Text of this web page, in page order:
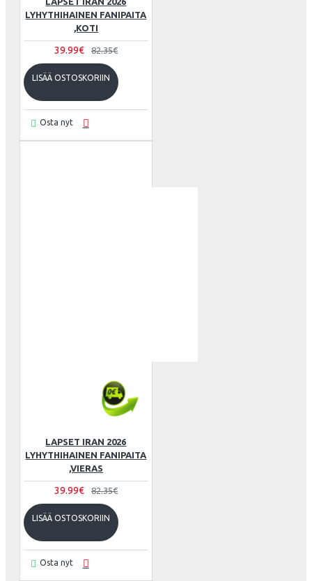
LYHYTHIHAINEN FANIPAITA
,KOTI
39.99€ 82.35€
LISÄÄ OSTOSKORIIN
Osta nyt
LAPSET IRAN 2026
LYHYTHIHAINEN FANIPAITA
,VIERAS
39.99€ 82.35€
LISÄÄ OSTOSKORIIN
Osta nyt